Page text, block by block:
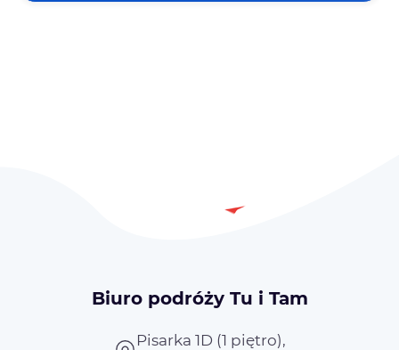
Biuro podróży Tu i Tam
Pisarka 1D (1 piętro),